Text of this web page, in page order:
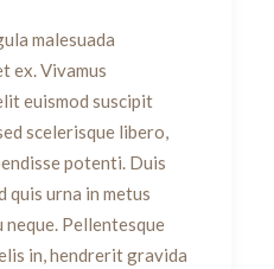
malesuada
ex. Vivamus
euismod suscipit
scelerisque libero,
potenti. Duis
quis urna in metus
Pellentesque
in, hendrerit gravida